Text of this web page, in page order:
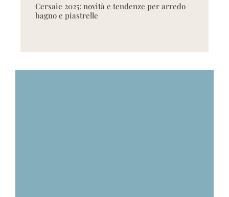
Cersaie 2025: novità e tendenze per arredo
bagno e piastrelle